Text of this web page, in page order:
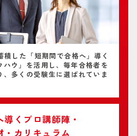
積した「短期間で合格へ」導く
ハウ」を活用し、毎年合格者を
、多くの受験生に選ばれていま
導くプロ講師陣・
・カリキュラム